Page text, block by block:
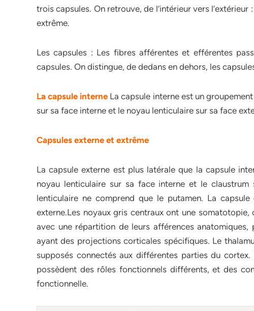
trois capsules. On retrouve, de l’intérieur vers
extrême.
Les capsules : Les fibres afférentes et efférentes
capsules. On distingue, de dedans en dehors, les
La capsule interne La capsule interne est un
sur sa face interne et le noyau lenticulaire sur sa face
Capsules externe et extrême
La capsule externe est plus latérale que la capsule
noyau lenticulaire sur sa face interne et le
lenticulaire ne comprend que le putamen. La
externe.Les noyaux gris centraux ont une
avec une répartition de leurs afférences
ayant des projections corticales spécifiques. Le
supposés connectés aux différentes parties du
possèdent des rôles fonctionnels différents, et des
fonctionnelle.